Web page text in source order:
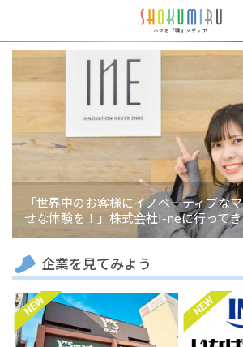
「世界中のお客様にイノベーティブな
せな体験を！」株式会社I-neに行ってき
企業を見てみよう